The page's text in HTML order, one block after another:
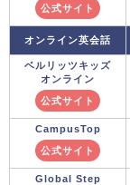
公式サイト
オンライン英会話
ベルリッツキッズ
オンライン
公式サイト
CampusTop
公式サイト
Global Step